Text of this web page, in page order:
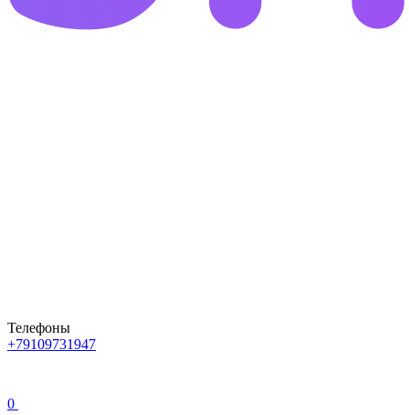
Телефоны
+79109731947
0